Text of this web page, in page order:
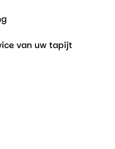
van uw tapijt